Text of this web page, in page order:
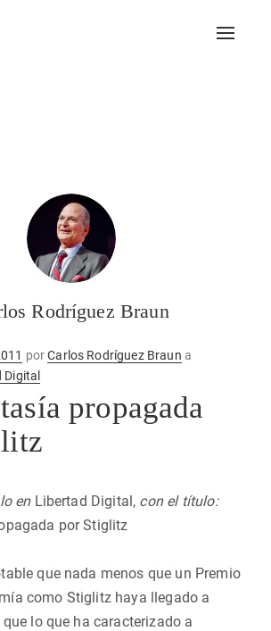
Rodríguez Braun
porCarlos Rodríguez Braun a
propagada
enLibertad Digital, con el título:
por Stiglitz
que nada menos que un Premio
como Stiglitz haya llegado a
lo que ha caracterizado a